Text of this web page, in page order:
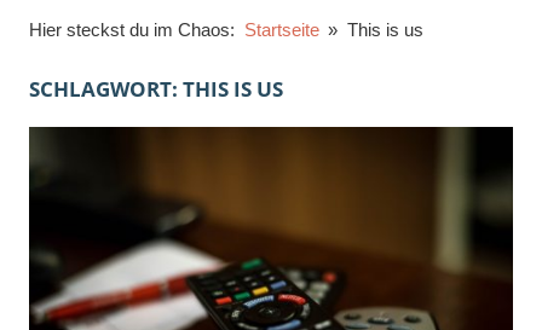
Chaos
Hier steckst du im Chaos: Startseite This is us
SCHLAGWORT: THIS IS US